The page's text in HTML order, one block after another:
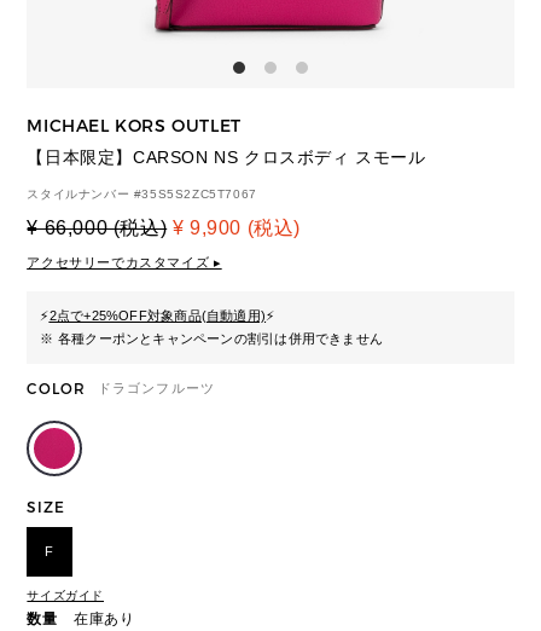
MICHAEL KORS OUTLET
【日本限定】CARSON NS クロスボディ スモール
スタイルナンバー #35S5S2ZC5T7067
¥ 66,000 (税込) ¥ 9,900 (税込)
アクセサリーでカスタマイズ ▸
⚡2点で+25%OFF対象商品(自動適用)⚡
※ 各種クーポンとキャンペーンの割引は併用できません
COLOR ドラゴンフルーツ
SIZE
F
サイズガイド
数量 在庫あり